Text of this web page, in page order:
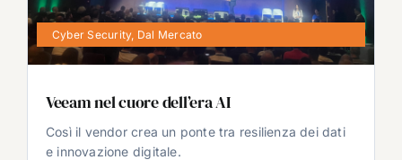
Cyber Security, Dal Mercato
Veeam nel cuore dell’era AI
Così il vendor crea un ponte tra resilienza dei dati
e innovazione digitale.